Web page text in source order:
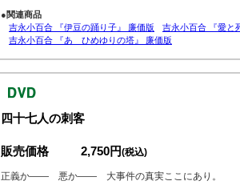
●関連商品
吉永小百合 『伊豆の踊り子』 廉価版
吉永小百合 『愛と
吉永小百合 『あゝひめゆりの塔』 廉価版
四十七人の刺客
販売価格 2,750円(税込)
正義か―― 悪か―― 大事件の真実ここにあり。